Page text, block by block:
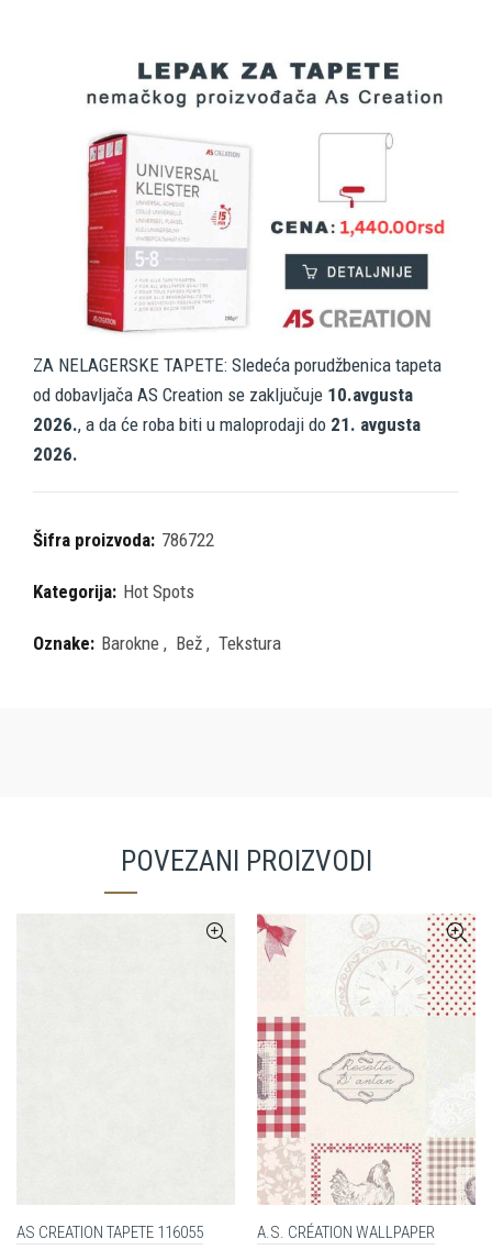
ZA NELAGERSKE TAPETE: Sledeća porudžbenica tapeta
od dobavljača AS Creation se zaključuje 10.avgusta
2026., a da će roba biti u maloprodaji do 21. avgusta
2026.
Šifra proizvoda: 786722
Kategorija: Hot Spots
Oznake: Barokne , Bež , Tekstura
POVEZANI PROIZVODI
AS CREATION TAPETE 116055
A.S. CRÉATION WALLPAPER